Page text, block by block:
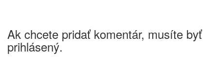
Ak chcete pridať komentár, musíte byť
prihlásený.